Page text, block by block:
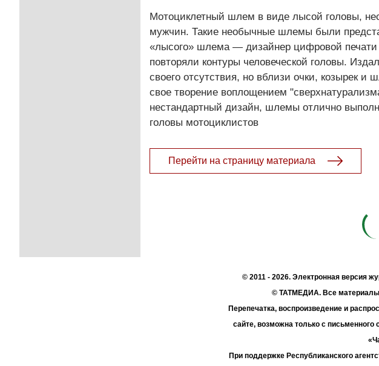
Мотоциклетный шлем в виде лысой головы,
мужчин. Такие необычные шлемы были
«лысого» шлема — дизайнер цифровой
повторяли контуры человеческой головы.
своего отсутствия, но вблизи очки, козырек и
свое творение воплощением
нестандартный дизайн, шлемы отлично
головы мотоциклистов
Перейти на страницу материала
© 2011 - 2026. Электронная версия
© ТАТМЕДИА. Все
Перепечатка, воспроизведение и
сайте, возможна только с
При поддержке Республиканского